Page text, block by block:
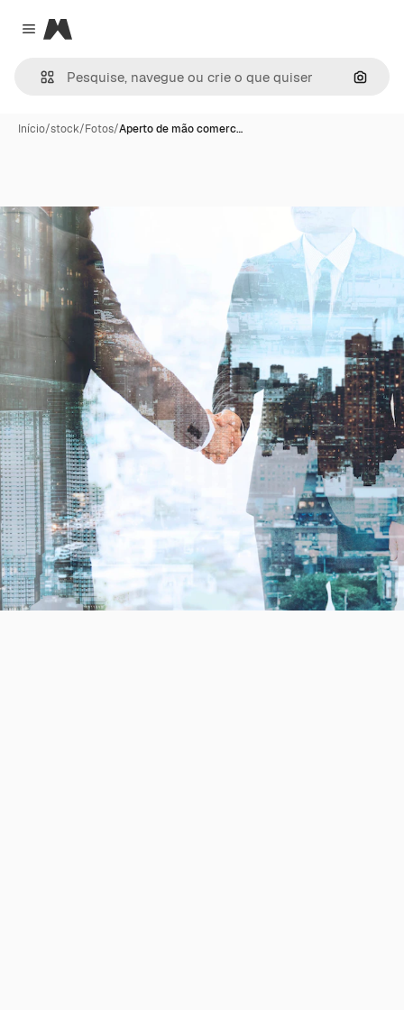
Close menu
Magnific
Início/stock/Fotos/Aperto de mão comerc…